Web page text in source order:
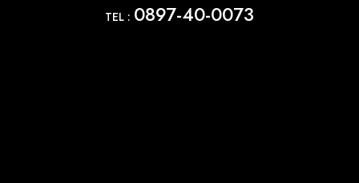
TEL : 0897-40-0073